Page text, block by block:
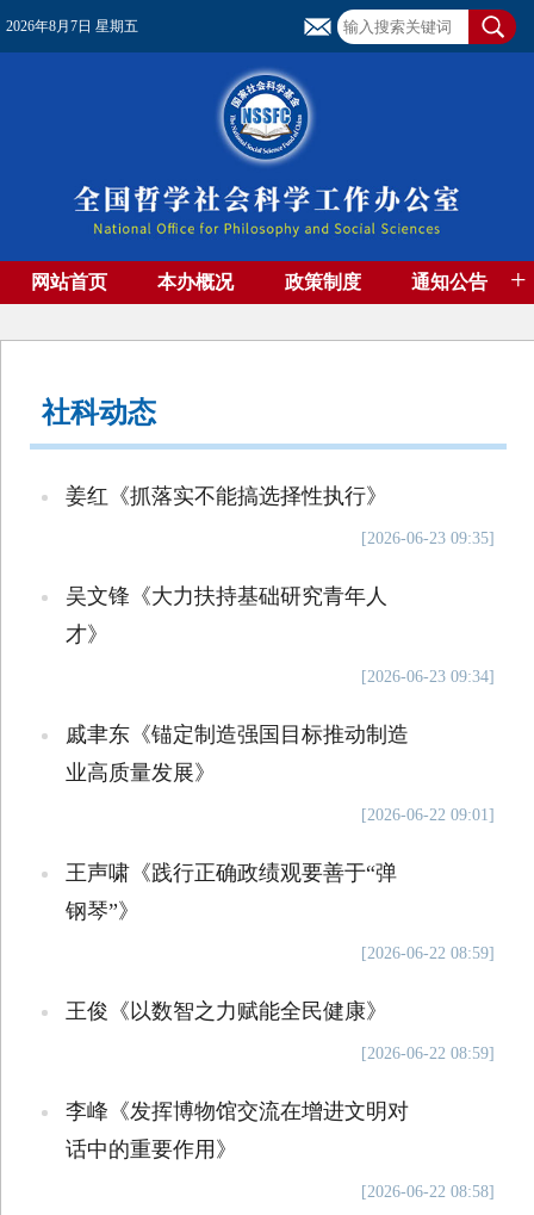
2026年8月7日 星期五
网站首页 本办概况 政策制度 通知公告 +
社科动态
姜红《抓落实不能搞选择性执行》
[2026-06-23 09:35]
吴文锋《大力扶持基础研究青年人
才》
[2026-06-23 09:34]
戚聿东《锚定制造强国目标推动制造
业高质量发展》
[2026-06-22 09:01]
王声啸《践行正确政绩观要善于“弹
钢琴”》
[2026-06-22 08:59]
王俊《以数智之力赋能全民健康》
[2026-06-22 08:59]
李峰《发挥博物馆交流在增进文明对
话中的重要作用》
[2026-06-22 08:58]